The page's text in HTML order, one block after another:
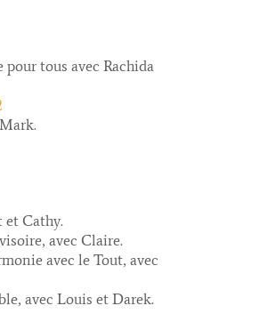
tous avec Rachida
et Cathy.
avec Claire.
avec le Tout, avec
avec Louis et Darek.